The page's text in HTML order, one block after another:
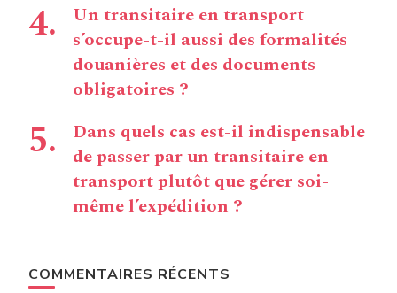
Un transitaire en transport
s’occupe-t-il aussi des formalités
douanières et des documents
obligatoires ?
Dans quels cas est-il indispensable
de passer par un transitaire en
transport plutôt que gérer soi-
même l’expédition ?
COMMENTAIRES RÉCENTS